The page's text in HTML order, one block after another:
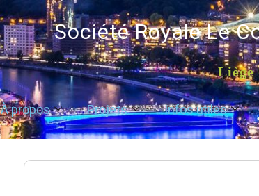
Société Royale Le
Liège
À propos Projets Infos utiles